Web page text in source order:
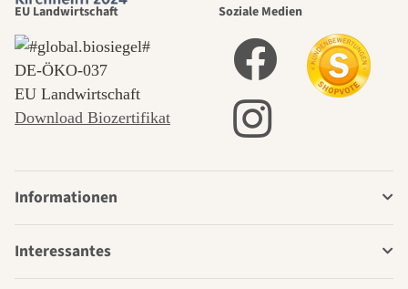
EU Landwirtschaft
DE‑ÖKO‑037
EU Landwirtschaft
Download Biozertifikat
Soziale Medien
Informationen
Interessantes